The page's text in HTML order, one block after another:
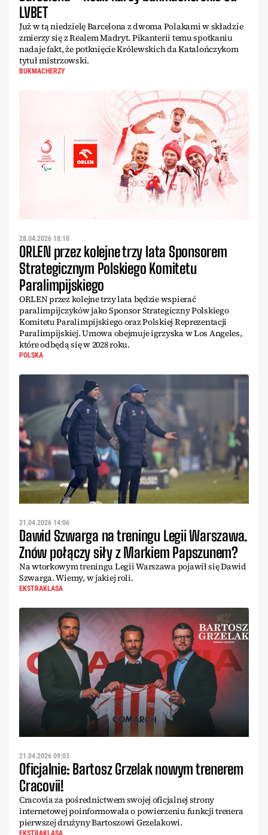
LVBET
Już w tą niedzielę Barcelona z dwoma Polakami w składzie
zmierzy się z Realem Madryt. Pikanterii temu spotkaniu
nadaje fakt, że potknięcie Królewskich da Katalończykom
tytuł mistrzowski.
BUKMACHERZY
28.04.2026 18:10
ORLEN przez kolejne trzy lata Sponsorem
Strategicznym Polskiego Komitetu
Paralimpijskiego
ORLEN przez kolejne trzy lata będzie wspierać
paralimpijczyków jako Sponsor Strategiczny Polskiego
Komitetu Paralimpijskiego oraz Polskiej Reprezentacji
Paralimpijskiej. Umowa obejmuje igrzyska w Los Angeles,
które odbędą się w 2028 roku.
POLSKA
21.04.2026 14:06
Dawid Szwarga na treningu Legii Warszawa.
Znów połączy siły z Markiem Papszunem?
Na wtorkowym treningu Legii Warszawa pojawił się Dawid
Szwarga. Wiemy, w jakiej roli.
EKSTRAKLASA
21.04.2026 09:03
Oficjalnie: Bartosz Grzelak nowym trenerem
Cracovii!
Cracovia za pośrednictwem swojej oficjalnej strony
internetowej poinformowała o powierzeniu funkcji trenera
pierwszej drużyny Bartoszowi Grzelakowi.
EKSTRAKLASA